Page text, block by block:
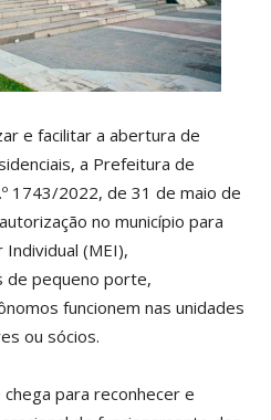
e facilitar a abertura de
a Prefeitura de
1743/2022, de 31 de maio de
no município para
(MEI),
de pequeno porte,
funcionem nas unidades
ou sócios.
para reconhecer e